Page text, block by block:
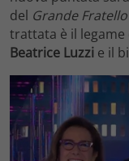
del Grande
trattata è il
Beatrice Luzzi e il